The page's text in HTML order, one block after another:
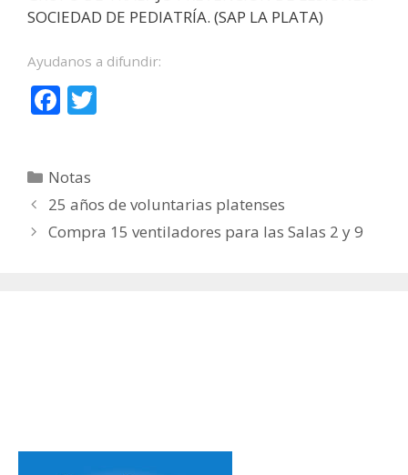
SOCIEDAD DE PEDIATRÍA. (SAP LA PLATA)
Ayudanos a difundir:
F
b
o
o
Categorías
Notas
25 años de voluntarias platenses
Compra 15 ventiladores para las Salas 2 y 9